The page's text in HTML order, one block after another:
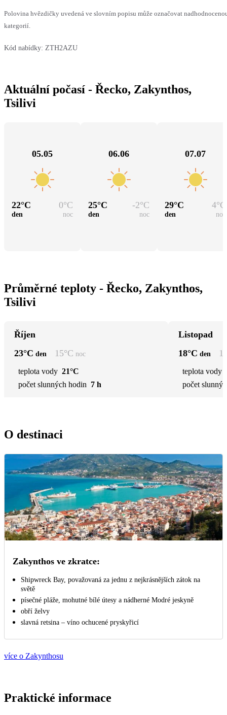
Polovina hvězdičky uvedená ve slovním popisu může označovat
kategorií.
Kód nabídky: ZTH2AZU
Aktuální počasí - Řecko, Zakynthos,
Tsilivi
05.05
22°C 0°C
den noc
06.06
25°C -2°C
den noc
07.07
29°C 4°C
den noc
Průměrné teploty - Řecko, Zakynthos,
Tsilivi
Říjen
23°C den 15°C noc
teplota vody 21°C
počet slunných hodin 7 h
Listopad
18°C den
teplota vody
počet
O destinaci
Zakynthos ve zkratce:
Shipwreck Bay, považovaná za jednu z nejkrásnějších zátok na
světě
písečné pláže, mohutné bílé útesy a nádherné Modré jeskyně
obří želvy
slavná retsina – víno ochucené pryskyřicí
více o Zakynthosu
Praktické informace